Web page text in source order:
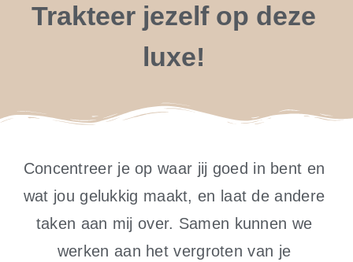
Trakteer jezelf op deze
luxe!
Concentreer je op waar jij goed in bent en
wat jou gelukkig maakt, en laat de andere
taken aan mij over. Samen kunnen we
werken aan het vergroten van je